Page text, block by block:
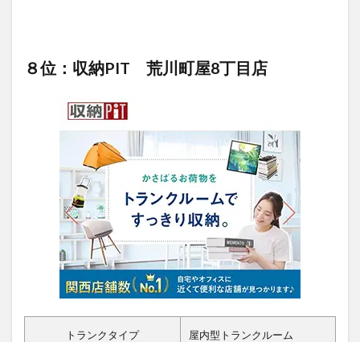
８位：収納PIT 荒川町屋8丁目店
トランクタイプ 屋内型トランクルーム